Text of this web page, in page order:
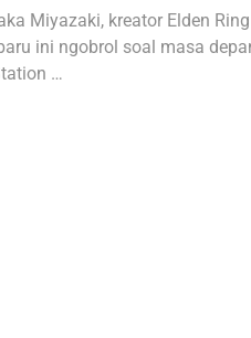
Miyazaki, kreator Elden
ini ngobrol soal masa
…